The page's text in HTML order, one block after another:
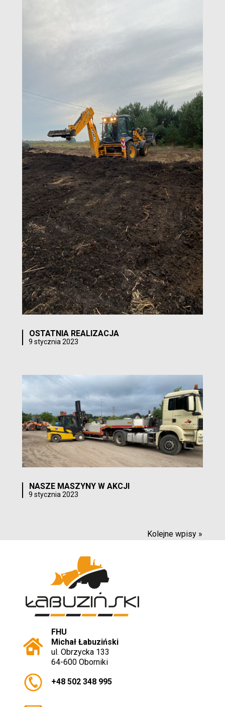
OSTATNIA REALIZACJA
9 stycznia 2023
NASZE MASZYNY W AKCJI
9 stycznia 2023
Kolejne wpisy »
FHU
Michał Łabuziński
ul. Obrzycka 133
64-600 Oborniki
+48 502 348 995